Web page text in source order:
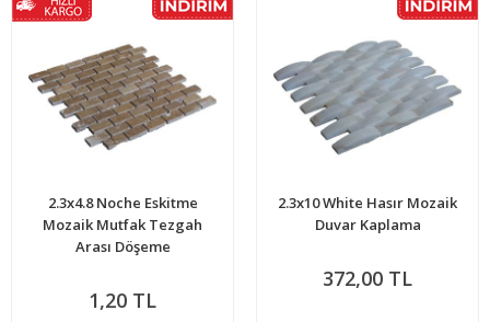
2.3x4.8 Noche Eskitme
Mozaik Mutfak Tezgah
Arası Döşeme
1,20 TL
2.3x10 White Hasır Mozaik
Duvar Kaplama
372,00 TL